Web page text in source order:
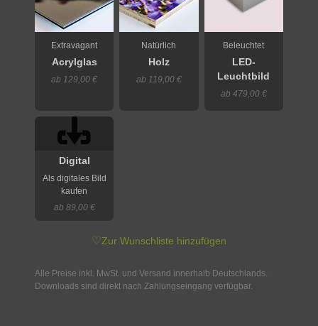
Extravagant
Acrylglas
ab 129,00 €
Natürlich
Holz
ab 119,00 €
Beleuchtet
LED-
Leuchtbild
ab 479,00 €
Digital
Als digitales Bild
kaufen
ab 89,00 €
♡Zur Wunschliste hinzufügen
Alle Preise inkl. MwSt. und Versand innerhalb Deutschlands.
Downloads sind direkt nach Zahlungseingang verfügbar.